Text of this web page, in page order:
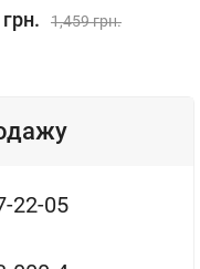
1,459 грн.
22-05